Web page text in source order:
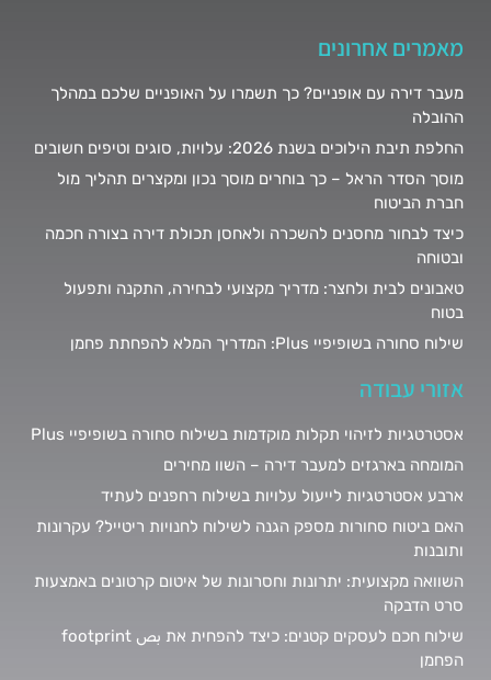
מאמרים אחרונים
מעבר דירה עם אופניים? כך תשמרו על האופניים שלכם במהלך
ההובלה
החלפת תיבת הילוכים בשנת 2026: עלויות, סוגים וטיפים חשובים
מוסך הסדר הראל – כך בוחרים מוסך נכון ומקצרים תהליך מול
חברת הביטוח
כיצד לבחור מחסנים להשכרה ולאחסן תכולת דירה בצורה חכמה
ובטוחה
טאבונים לבית ולחצר: מדריך מקצועי לבחירה, התקנה ותפעול
בטוח
שילוח סחורה בשופיפיי Plus: המדריך המלא להפחתת פחמן
אזורי עבודה
אסטרטגיות לזיהוי תקלות מוקדמות בשילוח סחורה בשופיפיי Plus
המומחה בארגזים למעבר דירה – השוו מחירים
ארבע אסטרטגיות לייעול עלויות בשילוח רחפנים לעתיד
האם ביטוח סחורות מספק הגנה לשילוח לחנויות ריטייל? עקרונות
ותובנות
השוואה מקצועית: יתרונות וחסרונות של איטום קרטונים באמצעות
סרט הדבקה
שילוח חכם לעסקים קטנים: כיצד להפחית את بص footprint
הפחמן